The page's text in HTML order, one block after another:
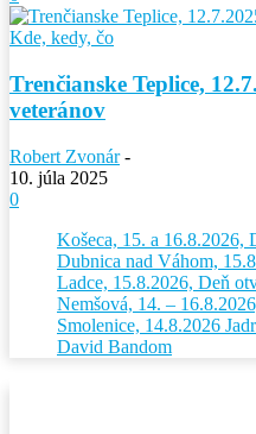
Kde, kedy, čo
Trenčianske Teplice,
veteránov
Robert Zvonár -
10. júla 2025
0
Košeca, 15. a 16.8.2026,
Dubnica nad Váhom,
Ladce, 15.8.2026, Deň
Nemšová, 14. –
Smolenice, 14.8.2026
David Bandom